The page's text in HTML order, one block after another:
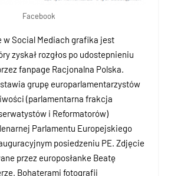
Facebook
w Social Mediach grafika jest
zyskał rozgłos po udostepnieniu
fanpage Racjonalna Polska.
grupę europarlamentarzystów
(parlamentarna frakcja
i Reformatorów)
Parlamentu Europejskiego
posiedzeniu PE. Zdjęcie
przez europosłanke Beatę
Bohaterami fotografii